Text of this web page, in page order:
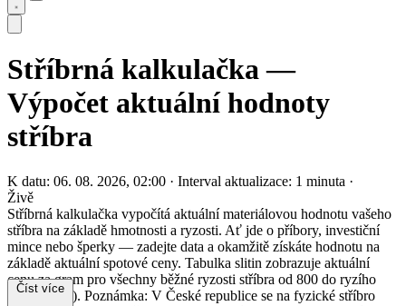
Stříbrná kalkulačka —
Výpočet aktuální hodnoty
stříbra
K datu: 06. 08. 2026, 02:00 · Interval aktualizace: 1 minuta ·
Živě
Stříbrná kalkulačka vypočítá aktuální materiálovou hodnotu vašeho
stříbra na základě hmotnosti a ryzosti. Ať jde o příbory, investiční
mince nebo šperky — zadejte data a okamžitě získáte hodnotu na
základě aktuální spotové ceny. Tabulka slitin zobrazuje aktuální
cenu za gram pro všechny běžné ryzosti stříbra od 800 do ryzího
stříbra (999). Poznámka: V České republice se na fyzické stříbro